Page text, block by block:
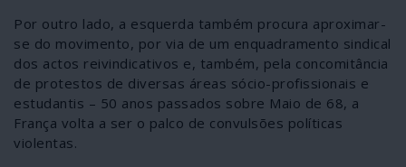
Por outro lado, a esquerda também procura aproximar-
se do movimento, por via de um enquadramento sindical
dos actos reivindicativos e, também, pela concomitância
de protestos de diversas áreas sócio-profissionais e
estudantis – 50 anos passados sobre Maio de 68, a
França volta a ser o palco de convulsões políticas
violentas.